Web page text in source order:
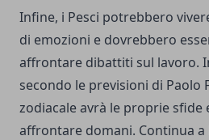
Infine, i Pesci potrebbero
di emozioni e dovrebbero
affrontare dibattiti sul lavoro.
secondo le previsioni di Paolo
zodiacale avrà le proprie
affrontare domani. Continua a